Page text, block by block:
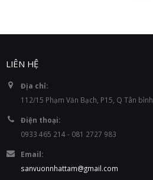
LIÊN HỆ
Địa chỉ:
112/15 Phạm Văn Bạch, P15, Q Tân bình
Điện thoại:
0933 465 214 - 081 2727 983
Email:
sanvuonnhattam@gmail.com